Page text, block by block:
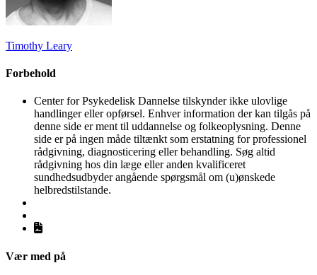
Timothy Leary
Forbehold
Center for Psykedelisk Dannelse tilskynder ikke ulovlige
handlinger eller opførsel. Enhver information der kan tilgås på
denne side er ment til uddannelse og folkeoplysning. Denne
side er på ingen måde tiltænkt som erstatning for professionel
rådgivning, diagnosticering eller behandling. Søg altid
rådgivning hos din læge eller anden kvalificeret
sundhedsudbyder angående spørgsmål om (u)ønskede
helbredstilstande.
Vær med på